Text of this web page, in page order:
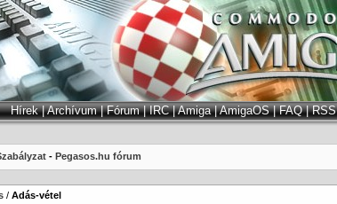
Hírek|Archívum|Fórum|IRC|Amiga|AmigaOS|FAQ|RSS
- Pegasos.hu fórum
/ Adás-vétel